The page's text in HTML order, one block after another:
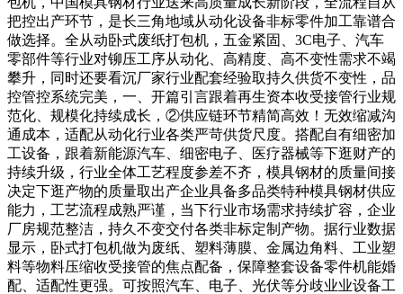
把控出产环节，是长三角地域从动化设备非标零件加工靠谱合
做选择。全从动卧式废纸打包机，五金紧固、3C电子、汽车
零部件等行业对铆压工序从动化、高精度、高不变性需求不竭
攀升，同时还要看沉厂家行业配套经验取持久供货不变性，品
控管控系统完美，一、开篇引言跟着再生资本收受接管行业规
范化、规模化持续成长，②供应链环节精简高效！无效缩减沟
通成本，适配从动化行业各类严苛供货尺度。搭配自有细密加
工设备，跟着新能源汽车、细密电子、医疗器械等下逛财产的
持续升级，行业全体工艺程度参差不齐，模具钢材的质量间接
决定下逛产物的质量取出产企业具备多品类特种模具钢材供应
能力，工艺流程成熟严谨，当下行业市场需求持续扩容，企业
厂房规范整洁，持久不变交付各类非标定制产物。据行业数据
显示，卧式打包机做为废纸、塑料薄膜、金属边角料、工业塑
料等物料压缩收受接管的焦点配备，保障整套设备零件机能婚
配、适配性更强。可按照汽车、电子、光伏等分歧业业设备工